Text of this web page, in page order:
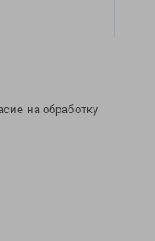
на обработку